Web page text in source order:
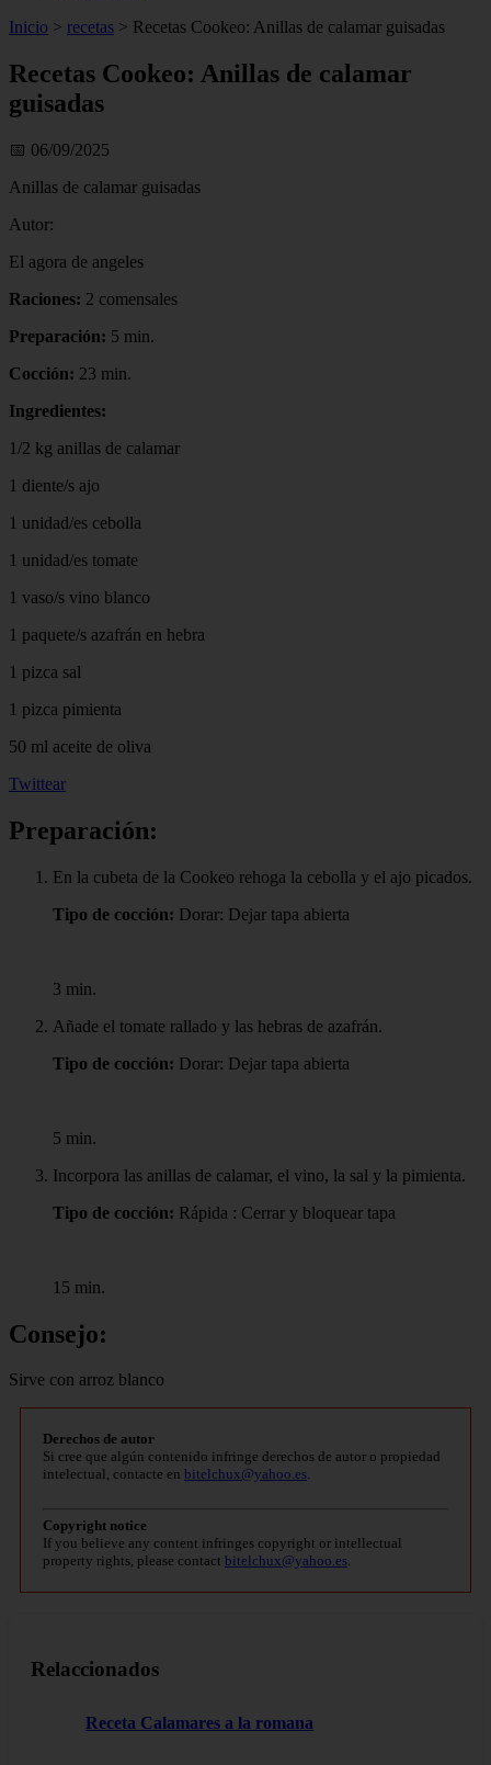
Inicio > recetas > Recetas Cookeo: Anillas de calamar guisadas
Recetas Cookeo: Anillas de calamar
guisadas
📅 06/09/2025
Anillas de calamar guisadas
Autor:
El agora de angeles
Raciones: 2 comensales
Preparación: 5 min.
Cocción: 23 min.
Ingredientes:
1/2 kg anillas de calamar
1 diente/s ajo
1 unidad/es cebolla
1 unidad/es tomate
1 vaso/s vino blanco
1 paquete/s azafrán en hebra
1 pizca sal
1 pizca pimienta
50 ml aceite de oliva
Twittear
Preparación:
En la cubeta de la Cookeo rehoga la cebolla y el ajo picados.
Tipo de cocción: Dorar: Dejar tapa abierta
3 min.
Añade el tomate rallado y las hebras de azafrán.
Tipo de cocción: Dorar: Dejar tapa abierta
5 min.
Incorpora las anillas de calamar, el vino, la sal y la pimienta.
Tipo de cocción: Rápida : Cerrar y bloquear tapa
15 min.
Consejo:
Sirve con arroz blanco
Derechos de autor
Si cree que algún contenido infringe derechos de autor o propiedad
intelectual, contacte en bitelchux@yahoo.es.
Copyright notice
If you believe any content infringes copyright or intellectual
property rights, please contact bitelchux@yahoo.es.
Relaccionados
Receta Calamares a la romana